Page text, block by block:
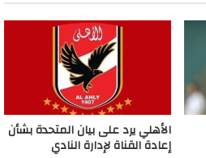
الأهلي يرد على بيان المتحدة بشأن
إعادة القناة لإدارة النادي